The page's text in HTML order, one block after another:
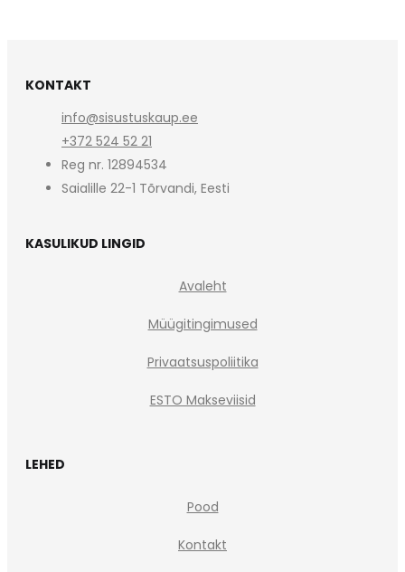
KONTAKT
info@sisustuskaup.ee
+372 524 52 21
Reg nr. 12894534
Saialille 22-1 Tõrvandi, Eesti
KASULIKUD LINGID
Avaleht
Müügitingimused
Privaatsuspoliitika
ESTO Makseviisid
LEHED
Pood
Kontakt